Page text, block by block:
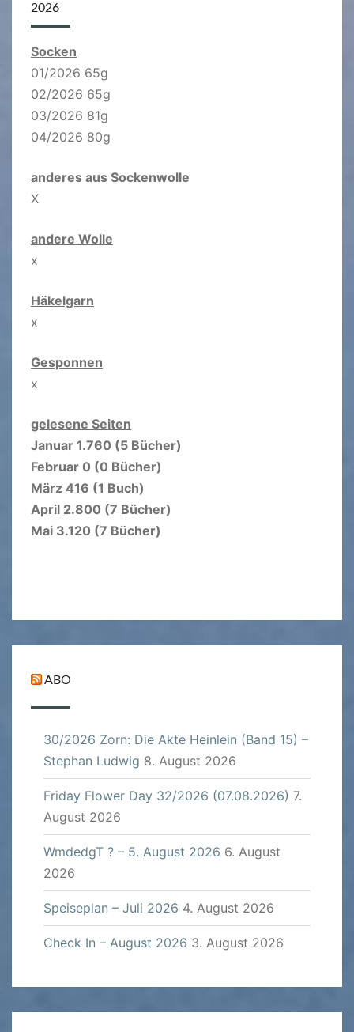
2026
Socken
01/2026 65g
02/2026 65g
03/2026 81g
04/2026 80g
anderes aus Sockenwolle
X
andere Wolle
x
Häkelgarn
x
Gesponnen
x
gelesene Seiten
Januar 1.760 (5 Bücher)
Februar 0 (0 Bücher)
März 416 (1 Buch)
April 2.800 (7 Bücher)
Mai 3.120 (7 Bücher)
ABO
30/2026 Zorn: Die Akte Heinlein (Band 15) –
Stephan Ludwig 8. August 2026
Friday Flower Day 32/2026 (07.08.2026) 7.
August 2026
WmdedgT ? – 5. August 2026 6. August
2026
Speiseplan – Juli 2026 4. August 2026
Check In – August 2026 3. August 2026